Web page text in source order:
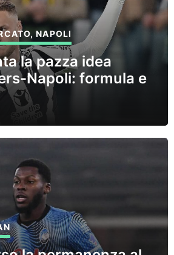
,NAPOLI
la pazza idea
Napoli: formula e